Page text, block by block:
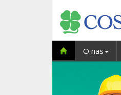
O nas